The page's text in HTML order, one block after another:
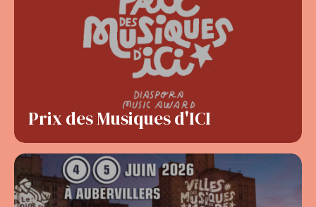
Prix des Musiques d'ICI